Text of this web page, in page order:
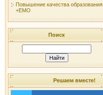
Повышение качества образования
+ЕМО
Поиск
Решаем вместе!